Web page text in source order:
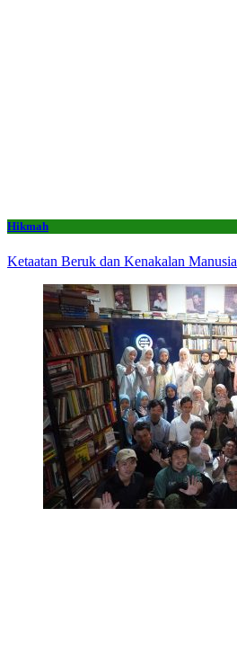
Hikmah
Ketaatan Beruk dan Kenakalan Manusia